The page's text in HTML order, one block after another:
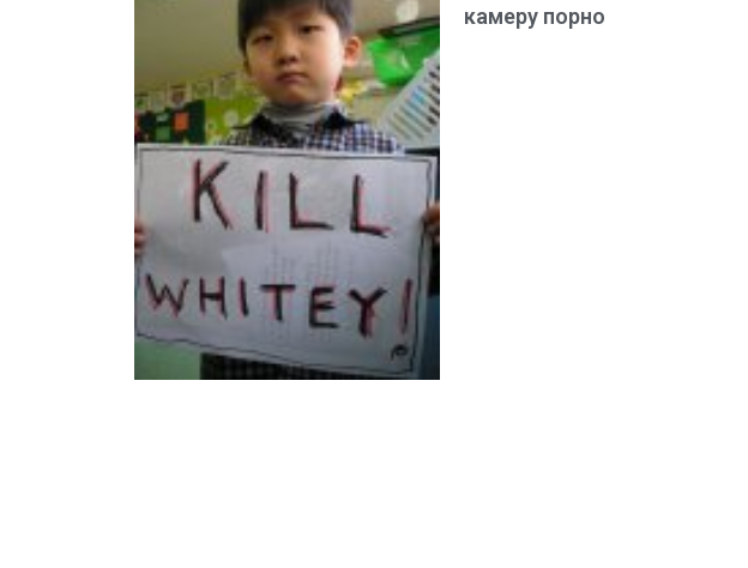
камеру порно